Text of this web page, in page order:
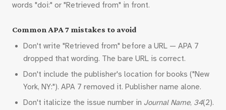
words "doi:" or "Retrieved from" in front.
Common APA 7 mistakes to avoid
Don't write "Retrieved from" before a URL — APA 7
dropped that wording. The bare URL is correct.
Don't include the publisher's location for books ("New
York, NY:"). APA 7 removed it. Publisher name alone.
Don't italicize the issue number in Journal Name, 34(2).